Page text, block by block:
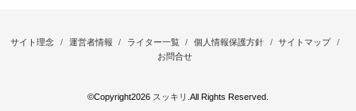
サイト理念 運営者情報 ライター一覧 個人情報保護方針
サイトマップ
お問合せ
©Copyright2026 スッキリ .All Rights Reserved.